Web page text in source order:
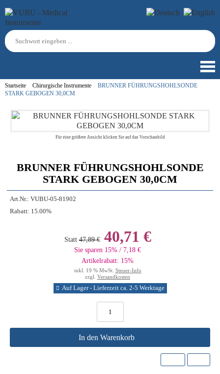
Startseite Chirurgische Instrumente
BRUNNER FÜHRUNGSHOHLSONDE
STARK GEBOGEN 30,0CM
Für eine größere Ansicht klicken Sie auf das Vorschaubild
BRUNNER FÜHRUNGSHOHLSONDE
STARK GEBOGEN 30,0CM
Art.Nr.: VUBU-05-81902
Rabatt: 15.00%
Statt 47,89 €40,71 €
Sie sparen 15% / 7,18 €
Artikelrabatt: 15%
inkl. 19 % MwSt. Steuer-Info
zzgl. Versandkosten
Auf Lager - Lieferzeit ca. 2-5 Werktage
In den Warenkorb